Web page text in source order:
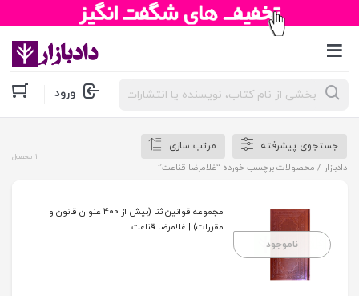
جستجوی
محصولات ورود
جستجوی پیشرفته
مرتب سازی
دادبازار / محصولات برچسب خورده “غلامرضا قناعت”
1 محصول
ناموجود
مجموعه قوانین ثنا (بیش از 400 عنوان قانون و
مقررات) | غلامرضا قناعت